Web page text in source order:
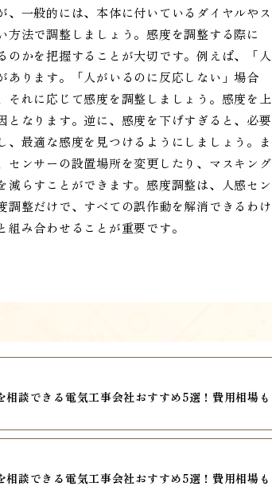
一般的には、本体に付いているダイヤルやス
法で調整しましょう。感度を調整する際に
かを把握することが大切です。例えば、「人
ります。「人がいるのに反応しない」場合
れに応じて感度を調整しましょう。感度を上
なります。逆に、感度を下げすぎると、必要
最適な感度を見つけるようにしましょう。ま
ンサーの設置場所を変更したり、マスキング
らすことができます。感度調整は、人感セン
整だけで、すべての誤作動を解消できるわけ
み合わせることが重要です。
談できる電気工事会社おすすめ5選！費用相場も
談できる電気工事会社おすすめ5選！費用相場も